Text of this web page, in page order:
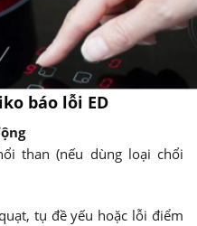
báo lỗi ED
than (nếu dùng loại chổi
tụ đề yếu hoặc lỗi điểm